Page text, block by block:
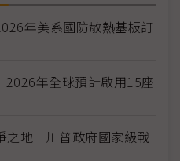
年美系國防散熱基板訂
年全球預計啟用15座
之地 川普政府國家級戰